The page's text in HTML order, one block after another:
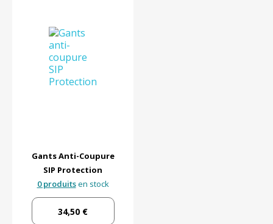
Gants Anti-Coupure
SIP Protection
0 produitsen stock
34,50 €